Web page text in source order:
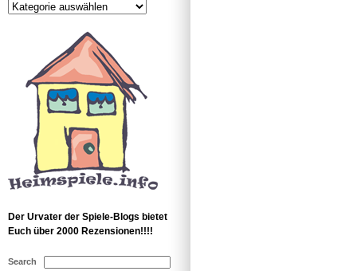
Blog-
Der Urvater der Spiele-Blogs bietet
Euch über 2000 Rezensionen!!!!
Search